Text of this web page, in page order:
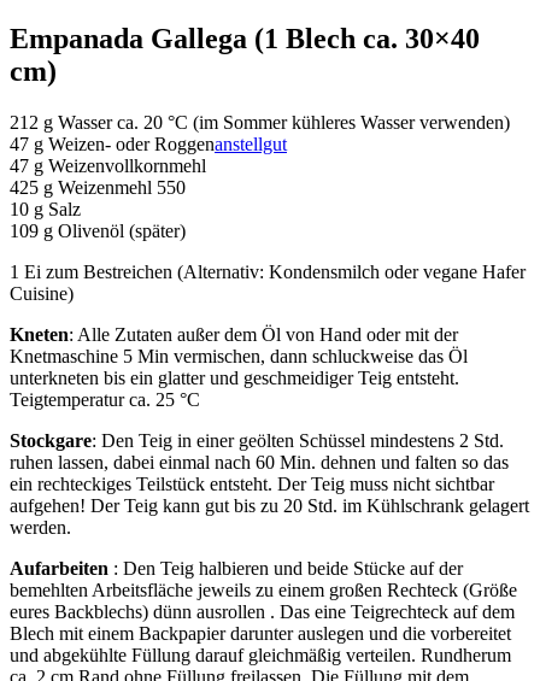
Empanada Gallega (1 Blech ca. 30×40
cm)
212 g Wasser ca. 20 °C (im Sommer kühleres Wasser verwenden)
47 g Weizen- oder Roggenanstellgut
47 g Weizenvollkornmehl
425 g Weizenmehl 550
10 g Salz
109 g Olivenöl (später)
1 Ei zum Bestreichen (Alternativ: Kondensmilch oder vegane Hafer
Cuisine)
Kneten: Alle Zutaten außer dem Öl von Hand oder mit der
Knetmaschine 5 Min vermischen, dann schluckweise das Öl
unterkneten bis ein glatter und geschmeidiger Teig entsteht.
Teigtemperatur ca. 25 °C
Stockgare: Den Teig in einer geölten Schüssel mindestens 2 Std.
ruhen lassen, dabei einmal nach 60 Min. dehnen und falten so das
ein rechteckiges Teilstück entsteht. Der Teig muss nicht sichtbar
aufgehen! Der Teig kann gut bis zu 20 Std. im Kühlschrank gelagert
werden.
Aufarbeiten : Den Teig halbieren und beide Stücke auf der
bemehlten Arbeitsfläche jeweils zu einem großen Rechteck (Größe
eures Backblechs) dünn ausrollen . Das eine Teigrechteck auf dem
Blech mit einem Backpapier darunter auslegen und die vorbereitet
und abgekühlte Füllung darauf gleichmäßig verteilen. Rundherum